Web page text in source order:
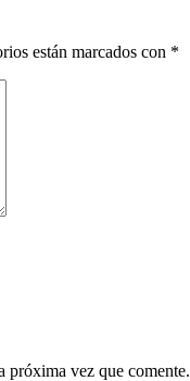
están marcados con *
próxima vez que comente.